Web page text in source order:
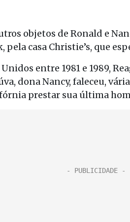
objetos de Ronald e
pela casa Christie’s, que
entre 1981 e 1989,
dona Nancy, faleceu,
prestar sua última